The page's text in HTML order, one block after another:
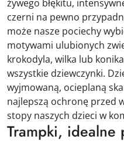
żywego błękitu,
czerni na pewno
może nasze pociechy
motywami ulubionych
krokodyla, wilka lub
wszystkie dziewczynki.
wyjmowaną, ocieplaną
najlepszą ochronę przed
stopy naszych dzieci w
Trampki, idealne